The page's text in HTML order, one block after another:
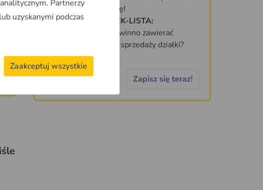
zanim kupisz działkę!
DARMOWA CHECK-LISTA:
Jakie informacje powinno zawierać
idealne ogłoszenie sprzedaży działki?
Zapisz się teraz!
Partnerzy
uzyskanymi podczas
Zaakceptuj wszystkie